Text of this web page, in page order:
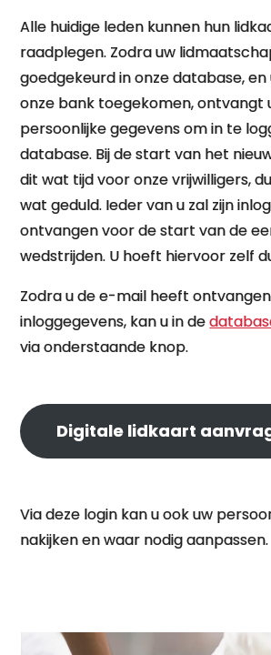
Alle huidige leden kunnen hun
raadplegen. Zodra uw
goedgekeurd in onze database,
onze bank toegekomen, ontvangt
persoonlijke gegevens om in te
database. Bij de start van het
dit wat tijd voor onze vrijwilligers,
wat geduld. Ieder van u zal zijn
ontvangen voor de start van de
wedstrijden. U hoeft hiervoor zelf
Zodra u de e-mail heeft
inloggegevens, kan u in de
via onderstaande knop.
Digitale lidkaart
Via deze login kan u ook uw
nakijken en waar nodig aanpassen.